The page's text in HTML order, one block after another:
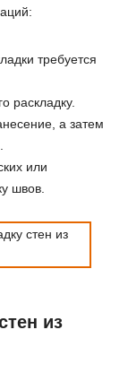
требуется
раскладку.
а затем
или
швов.
из